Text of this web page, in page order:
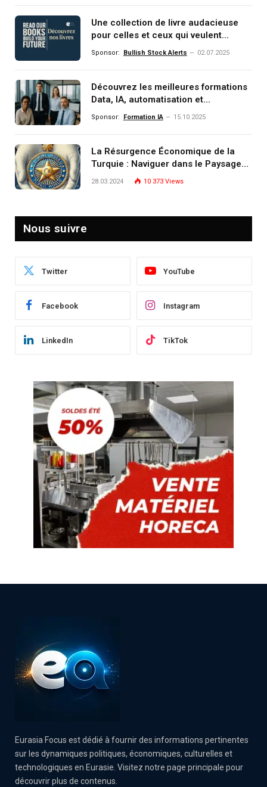
Une collection de livre audacieuse
pour celles et ceux qui veulent
comprendre, investir et dominer le
Sponsor: Bullish Stock Alerts 02.07.2025
Découvrez les meilleures formations
Data, IA, automatisation et
investissement (gestion de
Sponsor: Formation IA 15.10.2025
La Résurgence Économique de la
Turquie : Naviguer dans le Paysage
Post-Crise
28.03.2024 10 373 Views
Nous suivre
Twitter YouTube
Facebook Instagram
LinkedIn TikTok
Eurasia Focus est dédié à fournir des informations pertinentes
sur les dynamiques politiques, économiques, culturelles et
technologiques en Eurasie. Visitez notre page principale pour
découvrir plus de contenus.